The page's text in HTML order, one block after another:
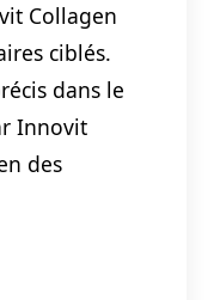
Collagen
ciblés.
dans le
Innovit
des